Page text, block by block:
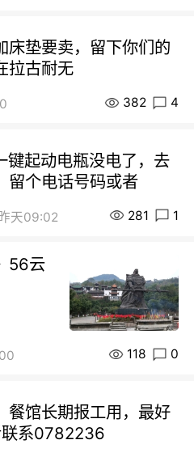
床垫要卖，留下你们的
拉古耐无
382 4
键起动电瓶没电了，去
留个电话号码或者
昨天09:02 281 1
56云
118 0
餐馆长期报工用，最好
系0782236